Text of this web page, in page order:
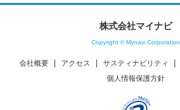
株式会社マイナビ
Copyright © Mynavi Corporation
会社概要 アクセス サスティナビリティ
個人情報保護方針